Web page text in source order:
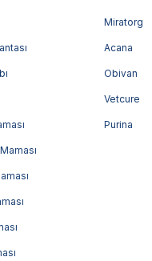
Miratorg
Acana
Obivan
Vetcure
Purina